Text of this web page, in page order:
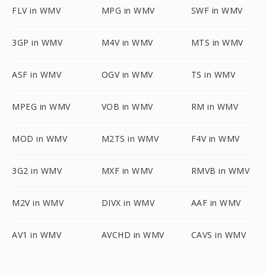
FLV in WMV MPG in WMV SWF in WMV
3GP in WMV M4V in WMV MTS in WMV
ASF in WMV OGV in WMV TS in WMV
MPEG in WMV VOB in WMV RM in WMV
MOD in WMV M2TS in WMV F4V in WMV
3G2 in WMV MXF in WMV RMVB in WMV
M2V in WMV DIVX in WMV AAF in WMV
AV1 in WMV AVCHD in WMV CAVS in WMV